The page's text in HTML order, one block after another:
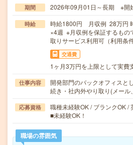
期間 2026年09月01日～長期 ※開
時給
時給1800円 月収例 28万円
×4週 ※月収例を保証するもの
取りサービス利用可（利用条件
交通費
1ヶ月3万円を上限として実費
仕事内容
開発部門のバックオフィスと
続き・社内外やり取り(メー
応募資格
職種未経験OK / ブランクOK /
■未経験OK！
職場の雰囲気